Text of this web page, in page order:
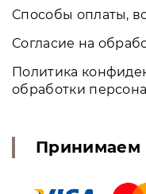
Способы оплаты,
Согласие на
Политика
обработки
Принимаем